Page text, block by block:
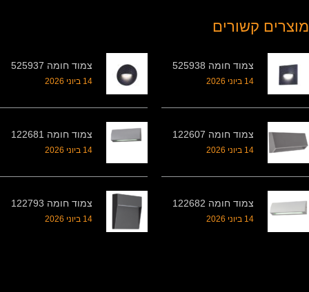
מוצרים קשורים
צמוד חומה 525938
14 ביוני 2026
צמוד חומה 525937
14 ביוני 2026
צמוד חומה 122607
14 ביוני 2026
צמוד חומה 122681
14 ביוני 2026
צמוד חומה 122682
14 ביוני 2026
צמוד חומה 122793
14 ביוני 2026